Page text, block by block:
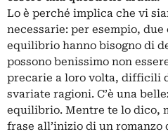
Lo è perché implica che vi
necessarie: per esempio,
equilibrio hanno bisogno di
possono benissimo non
precarie a loro volta, difficili
svariate ragioni. C’è una
equilibrio. Mentre te lo dico,
frase all’inizio di un romanzo